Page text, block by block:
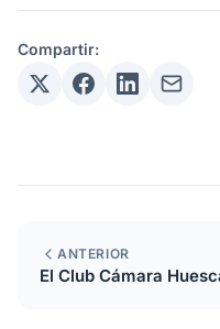
Compartir:
ANTERIOR
El Club Cámara